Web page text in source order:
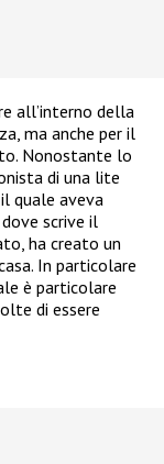
all’interno della
ma anche per il
Nonostante lo
di una lite
quale aveva
scrive il
ha creato un
In particolare
è particolare
di essere